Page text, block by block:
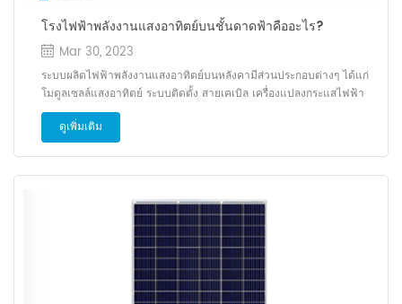
โรงไฟฟ้าพลังงานแสงอาทิตย์บนชั้นดาดฟ้าคืออะไร?
Mar 30, 2023
ระบบผลิตไฟฟ้าพลังงานแสงอาทิตย์บนหลังคามีส่วนประกอบต่างๆ ได้แก่
โมดูลเซลล์แสงอาทิตย์ ระบบติดตั้ง สายเคเบิล เครื่องแปลงกระแสไฟฟ้า
พลังงานแสงอาทิตย์ และอุปกรณ์ไฟฟ้าอื่นๆ ระบบพลังงานแสงอาทิตย์แบบ
ไฮบริด (ทั้งแบบออนกริดและออฟกริด) รวมส่วนประกอบพลังงานอื่นๆ เช่น
เครื่องกำเนิดไฟฟ้าดีเซล กังหันลม แบตเตอรี่ ฯลฯ พวกมันสามารถจัดหา
อาทิตย์ ได้แก่ หลังคาลาดเอียง หลังคาเรียบ และหลังคาเหล็กสี เงื่อนไข
การติดตั้งหลังคาควรกำหนดพื้นที่ใช้งาน กำบัง กันน้ำ รับน้ำหนัก ฯลฯ
ประการแรก กำหนดพื้นที่ใช้สอยของหลังคา เนื่องจากพื้นที่ใช้สอยกำหนด
กำลังการผลิตติดตั้งของระบบไฟฟ้าโซลาร์เซลล์โดยตรง ประการที่สอง
จำเป็นต้องใส่ใจกับการวางแนวของหลังคา หากหลังคาหันไปทางทิศใต้จะ
ได้รับรังสีจากดวงอาทิตย์มากขึ้นและผลิตไฟฟ้าได้เพิ่มขึ้น ประการสุดท้าย
ดูเพิ่มเติม